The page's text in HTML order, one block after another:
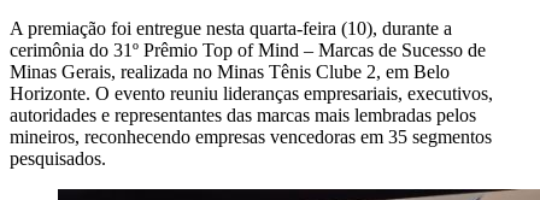
A premiação foi entregue nesta quarta-feira (10), durante a
cerimônia do 31º Prêmio Top of Mind – Marcas de Sucesso de
Minas Gerais, realizada no Minas Tênis Clube 2, em Belo
Horizonte. O evento reuniu lideranças empresariais, executivos,
autoridades e representantes das marcas mais lembradas pelos
mineiros, reconhecendo empresas vencedoras em 35 segmentos
pesquisados.